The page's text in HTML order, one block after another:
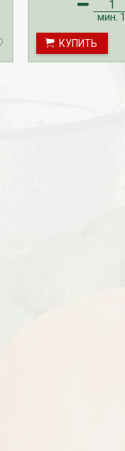
саженцы гортензии
осуществляется с
материала гортензии
производится с
мин. 1
КУПИТЬ